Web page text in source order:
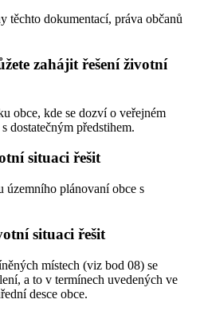
těchto dokumentací, práva občanů
zahájit řešení životní
obce, kde se dozví o veřejném
dostatečným předstihem.
situaci řešit
územního plánovaní obce s
situaci řešit
místech (viz bod 08) se
a to v termínech uvedených ve
desce obce.